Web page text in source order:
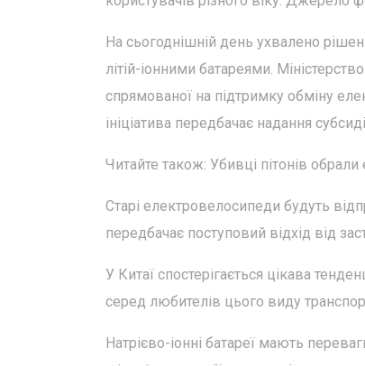
На сьогоднішній день ухвалено
літій-іонними батареями.
спрямованої на підтримку обміну
ініціатива передбачає надання
Читайте також: Убивці пітонів
Старі електровелосипеди будуть
передбачає поступовий відхід від
У Китаї спостерігається цікава
серед любителів цього виду
Натрієво-іонні батареї мають